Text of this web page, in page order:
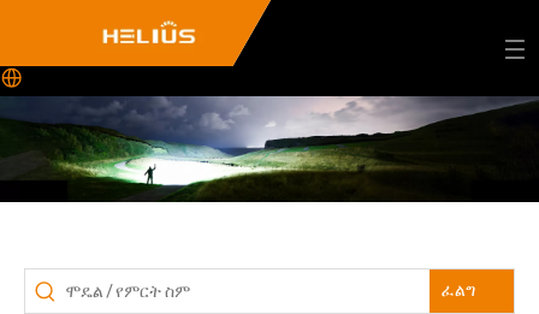
ፈልግ